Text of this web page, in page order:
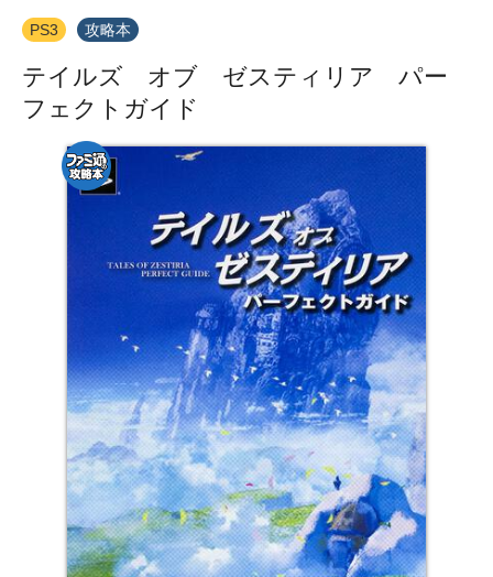
PS3 攻略本
テイルズ オブ ゼスティリア パー
フェクトガイド